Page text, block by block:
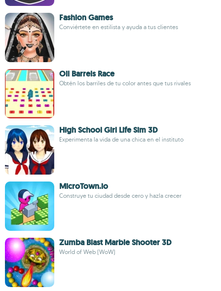
Fashion Games
Conviértete en estilista y ayuda a tus clientes
Oil Barrels Race
Obtén los barriles de tu color antes que tus rivales
High School Girl Life Sim 3D
Experimenta la vida de una chica en el instituto
MicroTown.io
Construye tu ciudad desde cero y hazla crecer
Zumba Blast Marble Shooter 3D
World of Web (WoW)